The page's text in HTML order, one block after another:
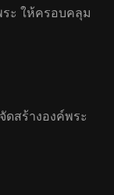
ระ ให้ครอบคลุม
ดสร้างองค์พระ